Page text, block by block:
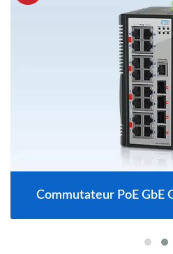
Commutateur PoE GbE